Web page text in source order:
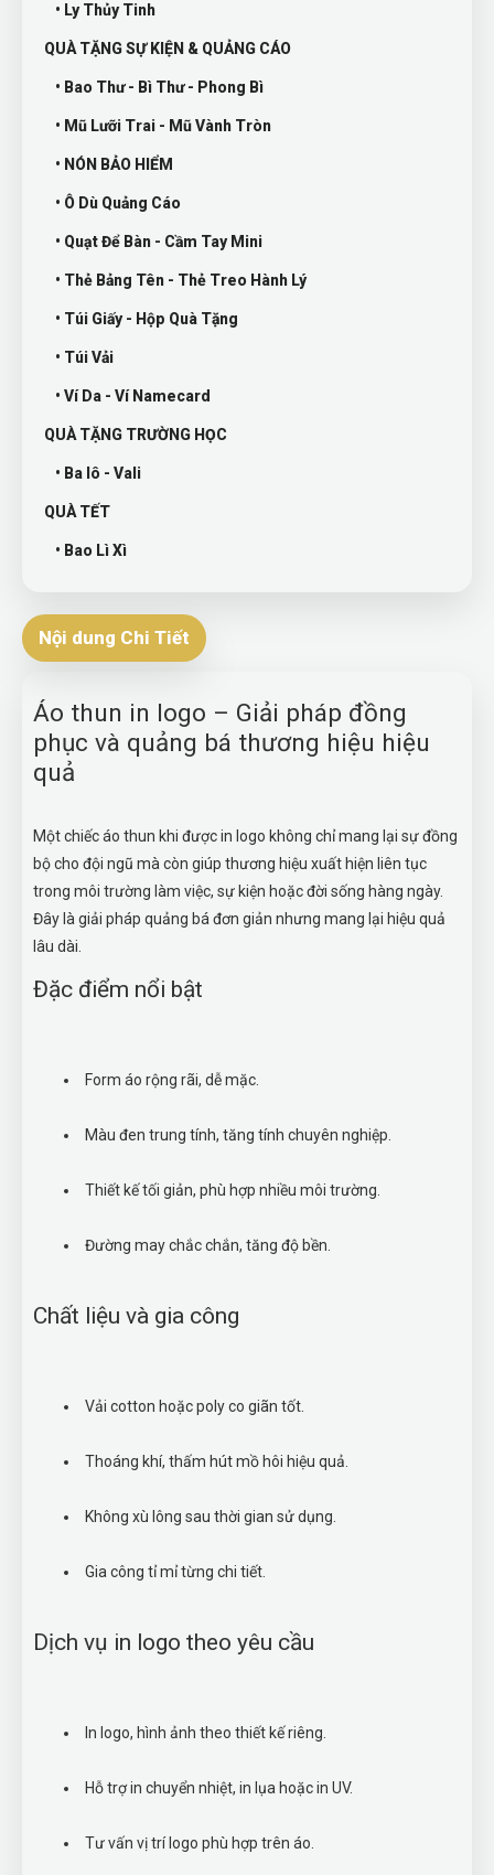
• Ly Thủy Tinh
QUÀ TẶNG SỰ KIỆN & QUẢNG CÁO
• Bao Thư - Bì Thư - Phong Bì
• Mũ Lưỡi Trai - Mũ Vành Tròn
• NÓN BẢO HIỂM
• Ô Dù Quảng Cáo
• Quạt Để Bàn - Cầm Tay Mini
• Thẻ Bảng Tên - Thẻ Treo Hành Lý
• Túi Giấy - Hộp Quà Tặng
• Túi Vải
• Ví Da - Ví Namecard
QUÀ TẶNG TRƯỜNG HỌC
• Ba lô - Vali
QUÀ TẾT
• Bao Lì Xì
Nội dung Chi Tiết
Áo thun in logo – Giải pháp đồng
phục và quảng bá thương hiệu hiệu
quả
Một chiếc áo thun khi được in logo không chỉ mang lại sự đồng
bộ cho đội ngũ mà còn giúp thương hiệu xuất hiện liên tục
trong môi trường làm việc, sự kiện hoặc đời sống hàng ngày.
Đây là giải pháp quảng bá đơn giản nhưng mang lại hiệu quả
lâu dài.
Đặc điểm nổi bật
Form áo rộng rãi, dễ mặc.
Màu đen trung tính, tăng tính chuyên nghiệp.
Thiết kế tối giản, phù hợp nhiều môi trường.
Đường may chắc chắn, tăng độ bền.
Chất liệu và gia công
Vải cotton hoặc poly co giãn tốt.
Thoáng khí, thấm hút mồ hôi hiệu quả.
Không xù lông sau thời gian sử dụng.
Gia công tỉ mỉ từng chi tiết.
Dịch vụ in logo theo yêu cầu
In logo, hình ảnh theo thiết kế riêng.
Hỗ trợ in chuyển nhiệt, in lụa hoặc in UV.
Tư vấn vị trí logo phù hợp trên áo.